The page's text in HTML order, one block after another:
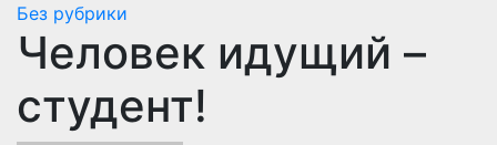
Без рубрики
Человек идущий –
студент!